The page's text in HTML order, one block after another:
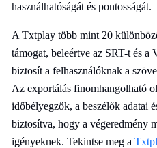
használhatóságát és pontosságát.
A Txtplay több mint 20
támogat, beleértve az SRT-t és
biztosít a felhasználóknak a
Az exportálás finomhangolható
időbélyegzők, a beszélők adatai
biztosítva, hogy a végeredmény
igényeknek. Tekintse meg a